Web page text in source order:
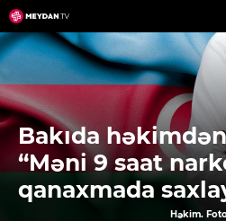
Skip
to
content
Bakıda
“Məni 9 saat
qanaxmada
Həkim.